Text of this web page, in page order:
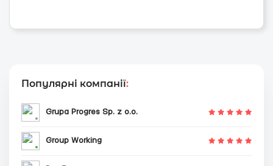
Популярні компанії:
Grupa Progres Sp. z o.o.
Group Working